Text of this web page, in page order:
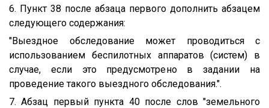
6. Пункт 38 после абзаца первого дополнить абзацем
следующего содержания:
"Выездное обследование может проводиться с
использованием беспилотных аппаратов (систем) в
случае, если это предусмотрено в задании на
проведение такого выездного обследования.".
7. Абзац первый пункта 40 после слов "земельного